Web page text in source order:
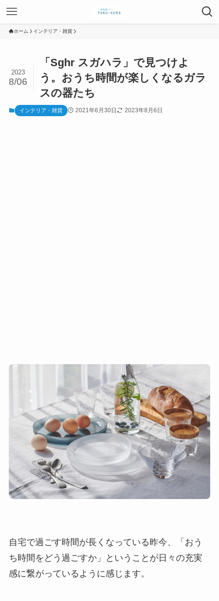
ホーム インテリア・雑貨
「Sghr スガハラ」で見つけよ
う。おうち時間が楽しくなるガラ
スの器たち
2023
8/06
インテリア・雑貨 2021年6月30日 2023年8月6日
自宅で過ごす時間が長くなっている昨今、「おう
ち時間をどう過ごすか」ということが日々の充実
感に繋がっているように感じます。